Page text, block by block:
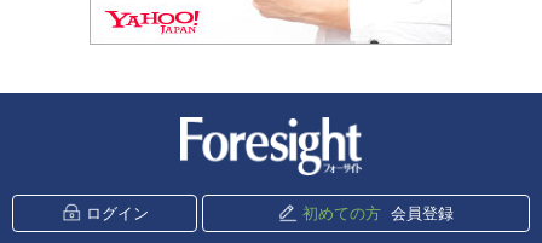
ログイン 初めての方 会員登録